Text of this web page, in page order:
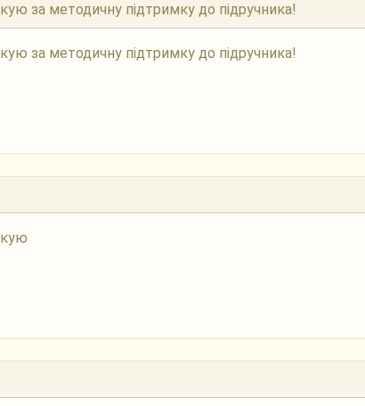
за методичну підтримку до підручника!
за методичну підтримку до підручника!